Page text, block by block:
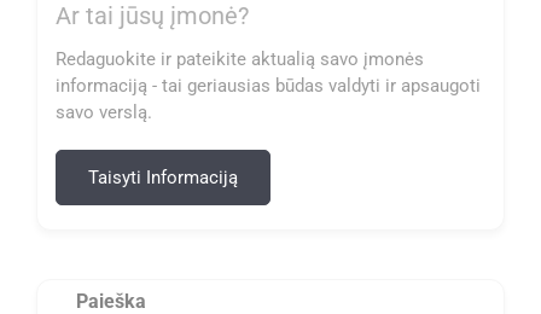
Ar tai jūsų įmonė?
Redaguokite ir pateikite aktualią savo įmonės
informaciją - tai geriausias būdas valdyti ir apsaugoti
savo verslą.
Taisyti Informaciją
Paieška